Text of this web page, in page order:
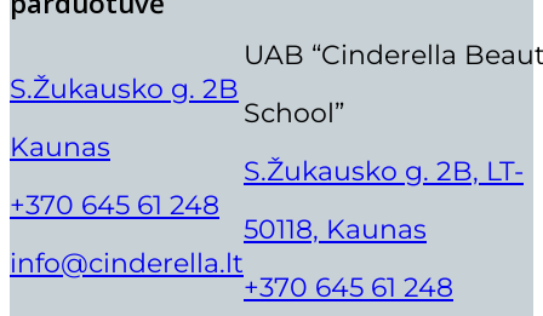
Manikiūro ir pedikiūro kursai (60
Manikiūro kursai 30 (ak.val.)
Trenerio mokymai
IBRA BLAKSTIENOS
„ITALWAX” PUDRA
175,00 €.
148,75 €.
S.Žukausko g. 2B
Kaunas
+370 645 61 248
info@cinderella.lt
UAB “Cinderella
School”
S.Žukausko g. 2B, LT-
50118, Kaunas
+370 645 61 248